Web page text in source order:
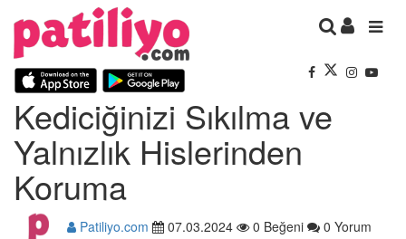
Kediciğinizi Sıkılma ve
Yalnızlık Hislerinden
Koruma
Patiliyo.com 07.03.2024 0 Beğeni 0 Yorum